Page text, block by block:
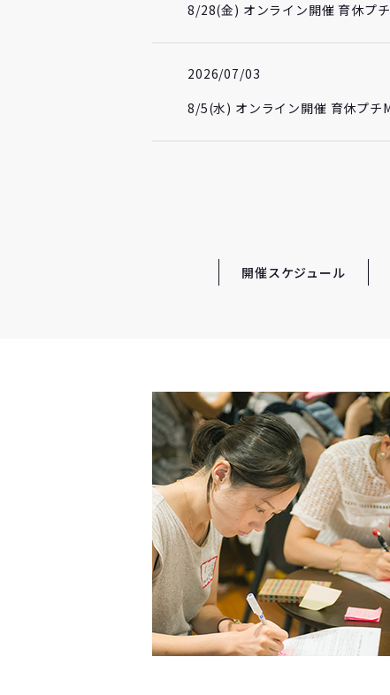
8/28(金) オンライン開催 育休プ
2026/07/03
8/5(水) オンライン開催 育休プチ
開催スケジュール